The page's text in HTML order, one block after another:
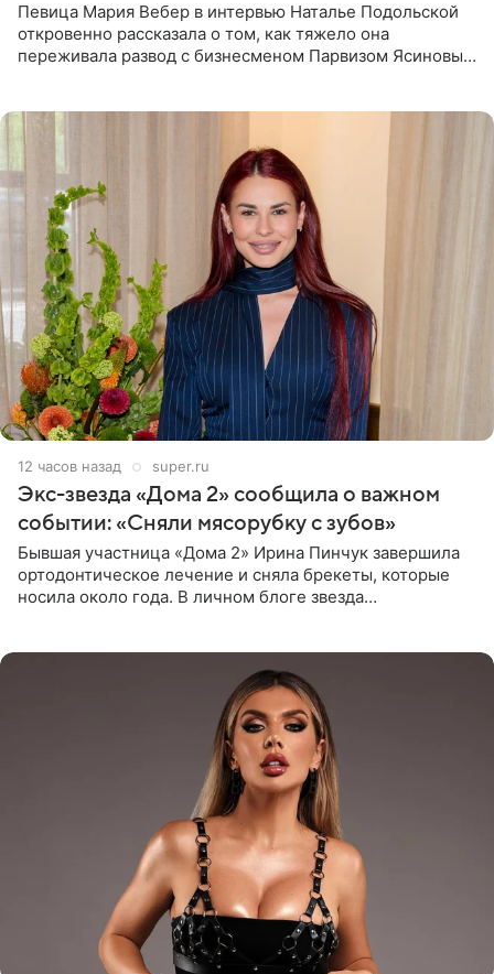
Певица Мария Вебер в интервью Наталье Подольской
откровенно рассказала о том, как тяжело она
переживала развод с бизнесменом Парвизом Ясиновым.
12 часов назад super.ru
Экс-звезда «Дома 2» сообщила о важном
событии: «Сняли мясорубку с зубов»
Бывшая участница «Дома 2» Ирина Пинчук завершила
ортодонтическое лечение и сняла брекеты, которые
носила около года. В личном блоге звезда